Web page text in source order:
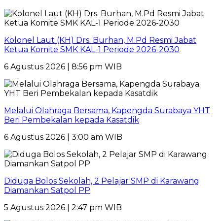
Kolonel Laut (KH) Drs. Burhan, M.Pd Resmi Jabat
Ketua Komite SMK KAL-1 Periode 2026-2030
6 Agustus 2026 | 8:56 pm WIB
Melalui Olahraga Bersama, Kapengda Surabaya YHT
Beri Pembekalan kepada Kasatdik
6 Agustus 2026 | 3:00 am WIB
Diduga Bolos Sekolah, 2 Pelajar SMP di Karawang
Diamankan Satpol PP
5 Agustus 2026 | 2:47 pm WIB